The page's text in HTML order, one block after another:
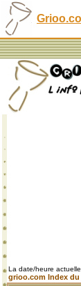
La date/heure
grioo.com Index